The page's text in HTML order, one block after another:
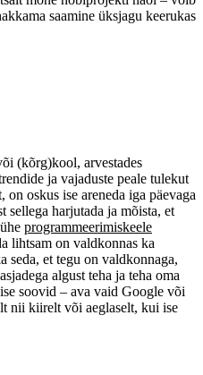
saamine üksjagu keerukas
(kõrg)kool, arvestades
ja vajaduste peale tulekut
oskus ise areneda iga päevaga
sellega harjutada ja mõista, et
programmeerimiskeele
lihtsam on valdkonnas ka
seda, et tegu on valdkonnaga,
algust teha ja teha oma
soovid – ava vaid Google või
nii kiirelt või aeglaselt, kui ise